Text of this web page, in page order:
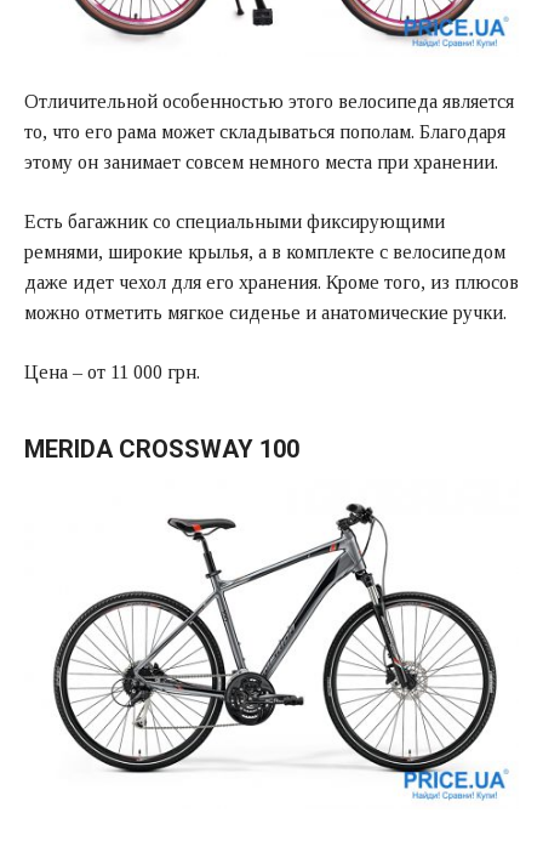
Отличительной особенностью этого велосипеда является
то, что его рама может складываться пополам. Благодаря
этому он занимает совсем немного места при хранении.
Есть багажник со специальными фиксирующими
ремнями, широкие крылья, а в комплекте с велосипедом
даже идет чехол для его хранения. Кроме того, из плюсов
можно отметить мягкое сиденье и анатомические ручки.
Цена – от 11 000 грн.
MERIDA CROSSWAY 100